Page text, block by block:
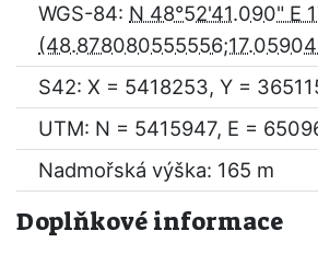
WGS-84: N 48°52'41.090" E
S42: X = 5418253, Y =
UTM: N = 5415947, E =
Nadmořská výška: 165 m
Doplňkové informace